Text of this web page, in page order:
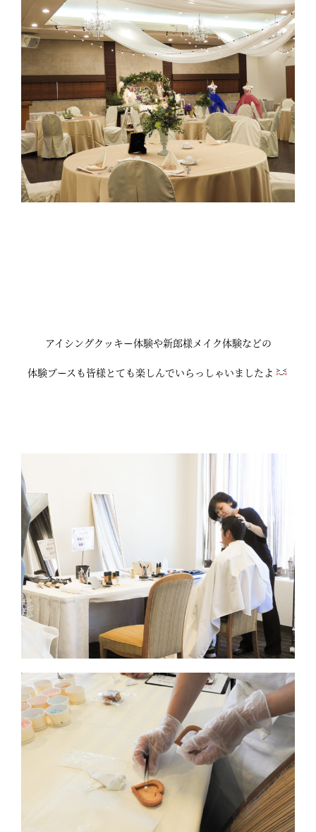
アイシングクッキー体験や新郎様メイク体験などの
体験ブースも皆様とても楽しんでいらっしゃいましたよ